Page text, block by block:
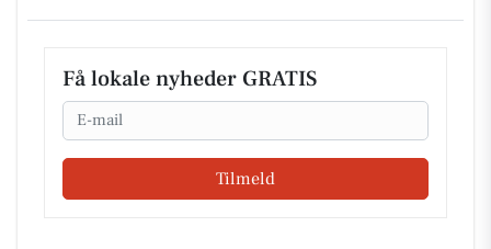
Få lokale nyheder GRATIS
Email
Tilmeld